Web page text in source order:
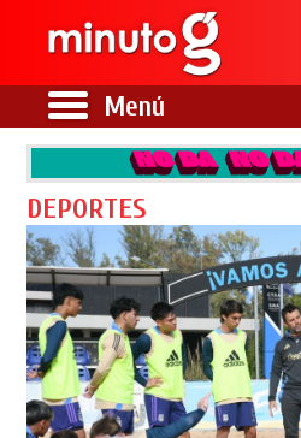
Menú
DEPORTES